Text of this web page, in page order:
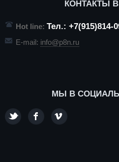
КОНТАКТЫ
Hot line: Тел.: +7(915)814-
E-mail: info@p8n.ru
МЫ В